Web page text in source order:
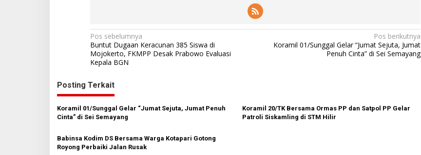
N
a
v
i
g
a
s
i
p
Pos sebelumnya
Buntut Dugaan Keracunan 385 Siswa di
Mojokerto, FKMPP Desak Prabowo Evaluasi
Kepala BGN
Pos berikutnya
Koramil 01/Sunggal Gelar “Jumat Sejuta, Jumat
Penuh Cinta” di Sei Semayang
Posting Terkait
Koramil 01/Sunggal Gelar “Jumat Sejuta, Jumat Penuh
Cinta” di Sei Semayang
Koramil 20/TK Bersama Ormas PP dan Satpol PP Gelar
Patroli Siskamling di STM Hilir
Babinsa Kodim DS Bersama Warga Kotapari Gotong
Royong Perbaiki Jalan Rusak